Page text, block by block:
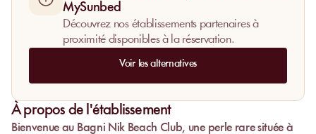
MySunbed
Découvrez nos établissements partenaires à
proximité disponibles à la réservation.
Voir les alternatives
À propos de l'établissement
Bienvenue au Bagni Nik Beach Club, une perle rare située à